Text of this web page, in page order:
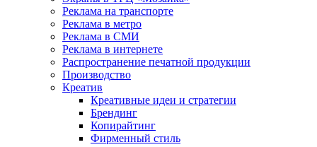
Реклама на транспорте
Реклама в метро
Реклама в СМИ
Реклама в интернете
Распространение печатной продукции
Производство
Креатив
Креативные идеи и стратегии
Брендинг
Копирайтинг
Фирменный стиль